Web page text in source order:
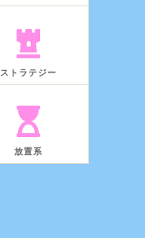
ストラテジー
放置系